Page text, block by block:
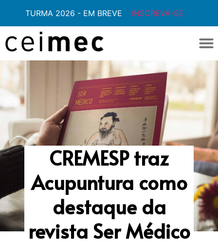
TURMA 2026 - EM BREVE INSCREVA-SE
CREMESP traz
Acupuntura como
destaque da
revista Ser Médico